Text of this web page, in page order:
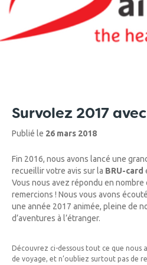
Survolez 2017
Publié le 26 mars 2018
Fin 2016, nous avons lancé une
recueillir votre avis sur la BRU-card
Vous nous avez répondu en nombre
remercions ! Nous vous avons
une année 2017 animée, pleine de
d’aventures à l’étranger.
Découvrez ci-dessous tout ce que nous
de voyage, et n’oubliez surtout pas de